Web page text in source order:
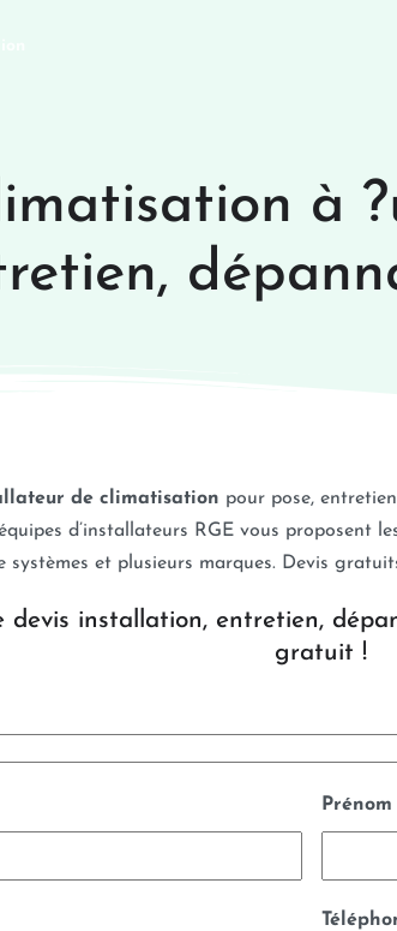
à
de climatisation pour pose,
d’installateurs RGE vous proposent
systèmes et plusieurs marques. Devis
devis installation, entretien,
gratuit !
Prénom